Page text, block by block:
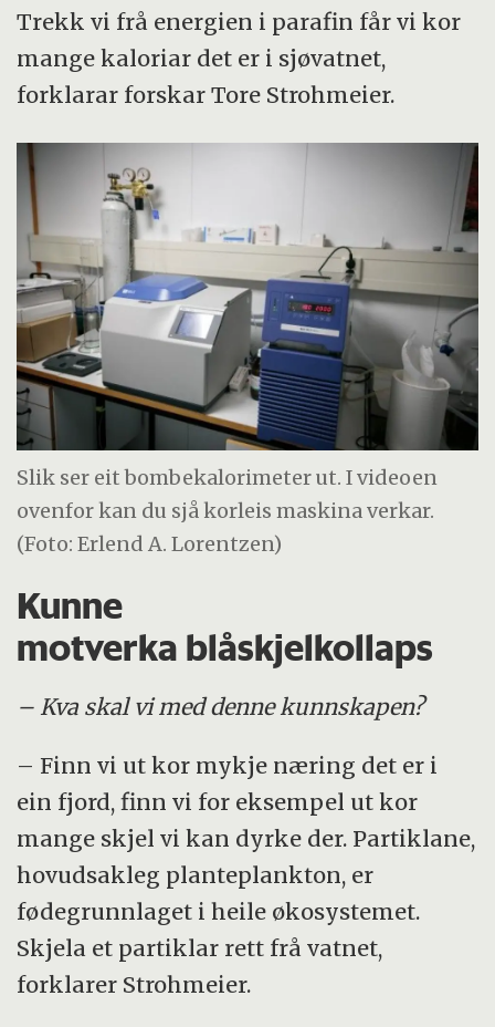
Trekk vi frå energien i parafin får vi kor
mange kaloriar det er i sjøvatnet,
forklarar forskar Tore Strohmeier.
Slik ser eit bombekalorimeter ut. I videoen
ovenfor kan du sjå korleis maskina verkar.
(Foto: Erlend A. Lorentzen)
Kunne
motverka blåskjelkollaps
– Kva skal vi med denne kunnskapen?
– Finn vi ut kor mykje næring det er i
ein fjord, finn vi for eksempel ut kor
mange skjel vi kan dyrke der. Partiklane,
hovudsakleg planteplankton, er
fødegrunnlaget i heile økosystemet.
Skjela et partiklar rett frå vatnet,
forklarer Strohmeier.